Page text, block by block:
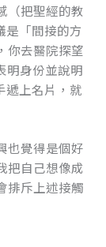
（把聖經的教
「間接的方
你去醫院探望
明身份並說明
上名片，就
也覺得是個好
把自己想像成
排斥上述接觸